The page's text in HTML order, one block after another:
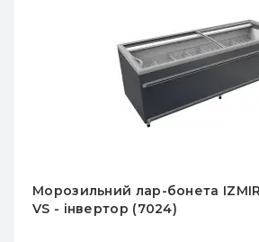
Морозильний лар-бонета
(7024)